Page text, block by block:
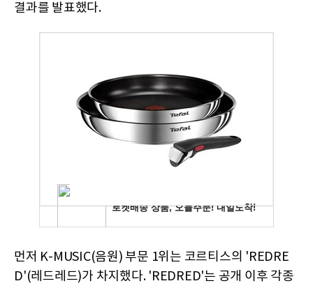
결과를 발표했다.
먼저 K-MUSIC(음원) 부문 1위는 코르티스의 'REDRE
D'(레드레드)가 차지했다. 'REDRED'는 공개 이후 각종